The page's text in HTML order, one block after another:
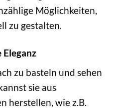
Möglichkeiten,
zu gestalten.
Eleganz
zu basteln und sehen
sie aus
herstellen, wie z.B.